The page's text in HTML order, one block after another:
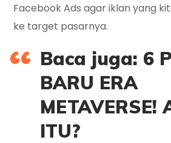
Facebook Ads agar iklan yang
ke target pasarnya.
Baca juga: 6
BARU ERA
METAVERSE!
ITU?